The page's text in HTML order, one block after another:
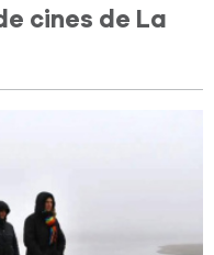
cines de La